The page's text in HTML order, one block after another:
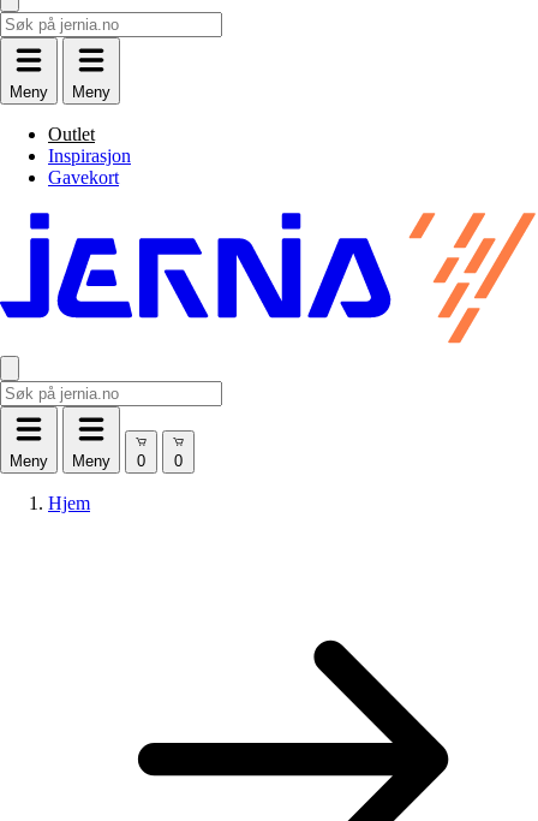
Meny Meny
Outlet
Inspirasjon
Gavekort
Meny Meny
Hjem